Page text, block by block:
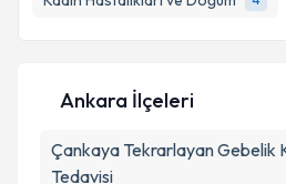
Metni'ni okudum ve
kapsamda işlenmesini
Ankara İlçeleri
Çankaya Tekrarlayan Gebelik
Tedavisi